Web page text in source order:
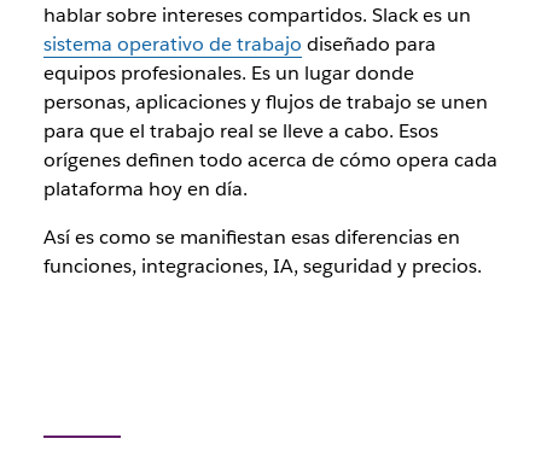
hablar sobre intereses compartidos. Slack es un
sistema operativo de trabajo diseñado para
equipos profesionales. Es un lugar donde
personas, aplicaciones y flujos de trabajo se unen
para que el trabajo real se lleve a cabo. Esos
orígenes definen todo acerca de cómo opera cada
plataforma hoy en día.
Así es como se manifiestan esas diferencias en
funciones, integraciones, IA, seguridad y precios.